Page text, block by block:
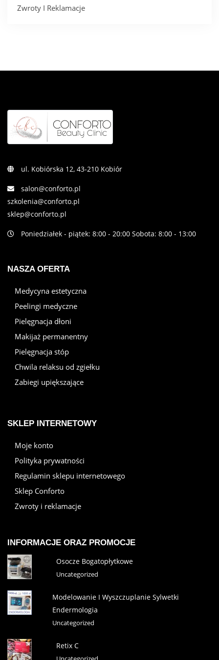
Zwroty I Reklamacje
ul. Kobiórska 12, 43-210 Kobiór
salon@conforto.pl
szkolenia@conforto.pl
sklep@conforto.pl
Poniedziałek - piątek: 8:00 - 20:00 Sobota: 8:00 - 13:00
NASZA OFERTA
Medycyna estetyczna
Peelingi medyczne
Pielęgnacja dłoni
Makijaż permanentny
Pielęgnacja stóp
Chwila relaksu od zgiełku
Zabiegi upiększające
SKLEP INTERNETOWY
Moje konto
Polityka prywatności
Regulamin sklepu internetowego
Sklep Conforto
Zwroty i reklamacje
INFORMACJE ORAZ PROMOCJE
Osocze Bogatopłytkowe
Uncategorized
Modelowanie I Wyszczuplanie Sylwetki
Endermologia
Uncategorized
Retix C